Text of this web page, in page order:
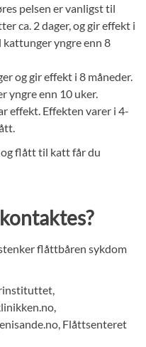
pelsen er vanligst til
ca. 2 dager, og gir effekt i
kattunger yngre enn 8
og gir effekt i 8 måneder.
yngre enn 10 uker.
effekt. Effekten varer i 4-
flått til katt får du
flåttbåren sykdom
Flåttsenteret